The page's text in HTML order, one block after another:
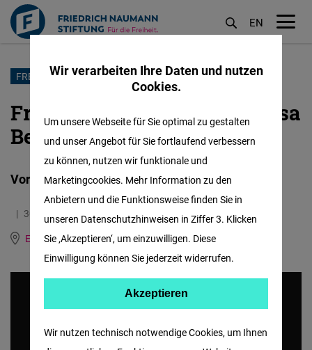
Direkt
Inhalt
EN
FREEDOM TEAM INTERVIEW
Freedom Team Interview: Lisa
Beier im Focus
Vorstellung unserer Praktikantin
30.07.2024
3.9 Minuten
East and Southeast Europe
Englisch
Wir verarbeiten Ihre Daten und nutzen
Cookies.
Wir nutzen technisch notwendige Cookies, um Ihnen
Um unsere Webseite für Sie optimal zu gestalten
und unser Angebot für Sie fortlaufend verbessern
zu können, nutzen wir funktionale und
Marketingcookies. Mehr Information zu den
Anbietern und die Funktionsweise finden Sie in
unseren Datenschutzhinweisen in Ziffer 3. Klicken
Sie ‚Akzeptieren‘, um einzuwilligen. Diese
Einwilligung können Sie jederzeit widerrufen.
Akzeptieren